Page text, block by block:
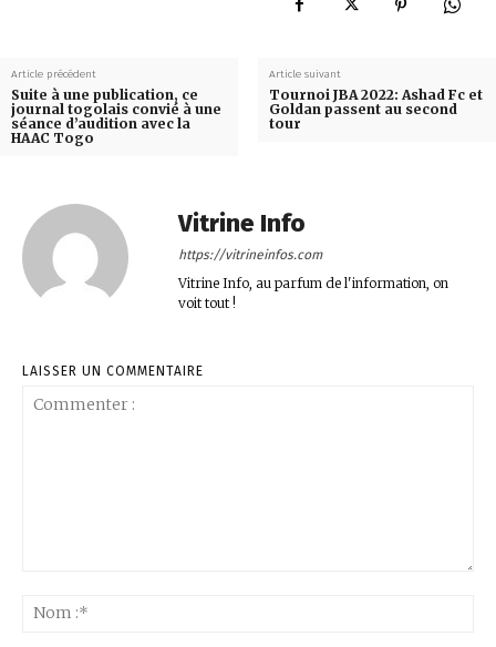
Article précédent
Suite à une publication, ce
journal togolais convié à une
séance d’audition avec la
HAAC Togo
Article suivant
Tournoi JBA 2022: Ashad Fc et
Goldan passent au second
tour
Vitrine Info
https://vitrineinfos.com
Vitrine Info, au parfum de l'information, on
voit tout !
LAISSER UN COMMENTAIRE